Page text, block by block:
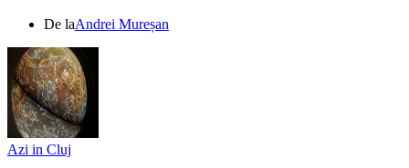
De laAndrei Mureșan
Azi in Cluj